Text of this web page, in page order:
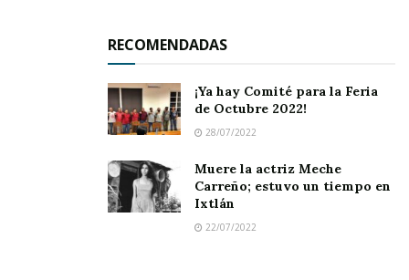
RECOMENDADAS
¡Ya hay Comité para la Feria
de Octubre 2022!
28/07/2022
Muere la actriz Meche
Carreño; estuvo un tiempo en
Ixtlán
22/07/2022